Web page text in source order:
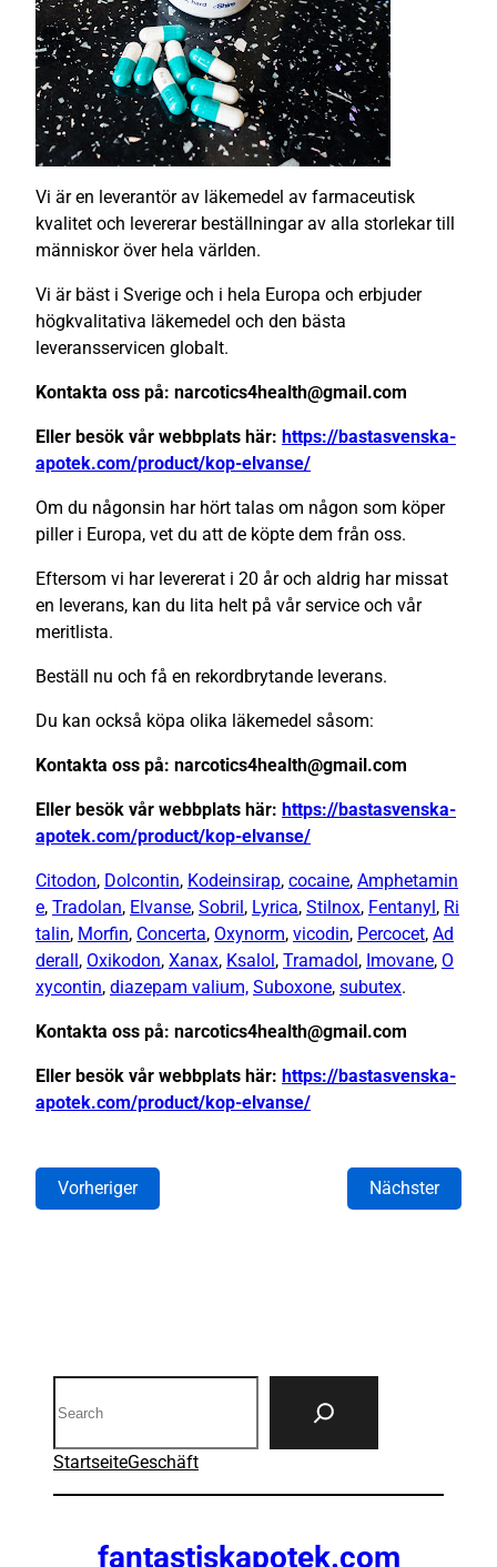
Vi är en leverantör av läkemedel av farmaceutisk
kvalitet och levererar beställningar av alla storlekar till
människor över hela världen.
Vi är bäst i Sverige och i hela Europa och erbjuder
högkvalitativa läkemedel och den bästa
leveransservicen globalt.
Kontakta oss på: narcotics4health@gmail.com
Eller besök vår webbplats här: https://bastasvenska-
apotek.com/product/kop-elvanse/
Om du någonsin har hört talas om någon som köper
piller i Europa, vet du att de köpte dem från oss.
Eftersom vi har levererat i 20 år och aldrig har missat
en leverans, kan du lita helt på vår service och vår
meritlista.
Beställ nu och få en rekordbrytande leverans.
Du kan också köpa olika läkemedel såsom:
Kontakta oss på: narcotics4health@gmail.com
Eller besök vår webbplats här: https://bastasvenska-
apotek.com/product/kop-elvanse/
Citodon, Dolcontin, Kodeinsirap, cocaine, Amphetamin
e, Tradolan, Elvanse, Sobril , Lyrica, Stilnox, Fentanyl , Ri
talin, Morfin, Concerta, Oxynorm, vicodin, Percocet, Ad
derall , Oxikodon, Xanax, Ksalol , Tramadol , Imovane, O
xycontin, diazepam valium, Suboxone, subutex.
Kontakta oss på: narcotics4health@gmail.com
Eller besök vår webbplats här: https://bastasvenska-
apotek.com/product/kop-elvanse/
Vorheriger Nächster
StartseiteGeschäft
fantastiskapotek.com